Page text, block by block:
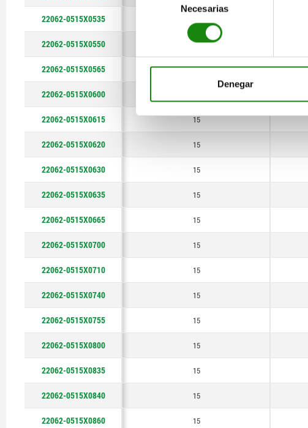
consentimiento
Necesarias
Denegar
124
126
127
140
635
700
22062-0515X0535
22062-0515X0550 15
22062-0515X0565 15
22062-0515X0600
22062-0515X0615 15
22062-0515X0620 15
22062-0515X0630 15
22062-0515X0635 15
22062-0515X0665 15
22062-0515X0700 15
22062-0515X0710 15
22062-0515X0740 15
22062-0515X0755 15
22062-0515X0800 15
22062-0515X0835 15
22062-0515X0840 15
22062-0515X0860 15